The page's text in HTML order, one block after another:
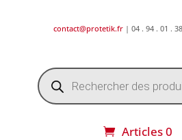
contact@protetik.fr | 04 . 94 . 01 .
Recherche
de
produits
Articles 0